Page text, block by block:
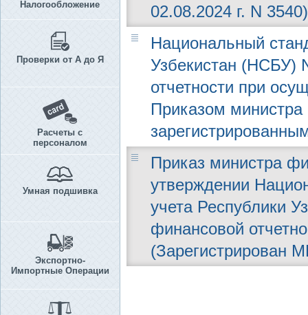
Налогообложение
Проверки от А до Я
Расчеты с
персоналом
Умная подшивка
Экспортно-
Импортные Операции
02.08.2024 г. N 3540)
Национальный
Узбекистан (НСБУ)
отчетности при
Приказом министра
Приказ министра
утверждении
учета Республики
финансовой
(Зарегистрирован